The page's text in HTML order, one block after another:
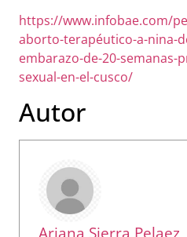
https://www.infobae.com/
aborto-terapéutico-a-nina-
embarazo-de-20-semanas-
sexual-en-el-cusco/
Autor
Ariana Sierra Pelaez